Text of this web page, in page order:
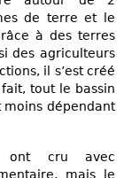
de terre et le
à des terres
des agriculteurs
il s’est créé
tout le bassin
dépendant
ont cru avec
mais le